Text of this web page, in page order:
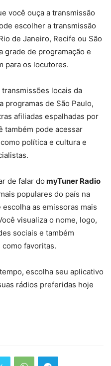
você ouça a transmissão
escolher a transmissão
de Janeiro, Recife ou São
grade de programação e
para os locutores.
locais da
programas de São Paulo,
afiliadas espalhadas por
também pode acessar
política e cultura e
de falar do myTuner Radio
populares do país na
as emissoras mais
visualiza o nome, logo,
sociais e também
favoritas.
escolha seu aplicativo
rádios preferidas hoje